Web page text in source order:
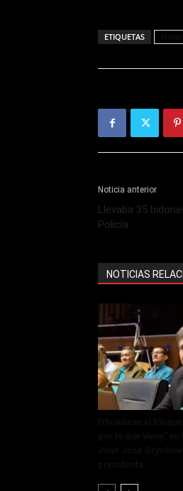
ETIQUETAS
Noticia anterior
Llevaba 35
Policía
NOTICIAS